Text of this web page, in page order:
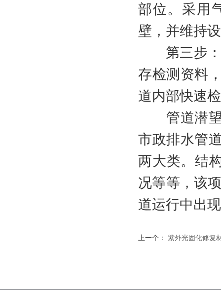
部位。采用
壁，并维持
第三步：
存检测资料
道内部快速
管道潜望
市政排水管
两大类。结
况等等，该
道运行中出
上一个： 紫外光固化修复